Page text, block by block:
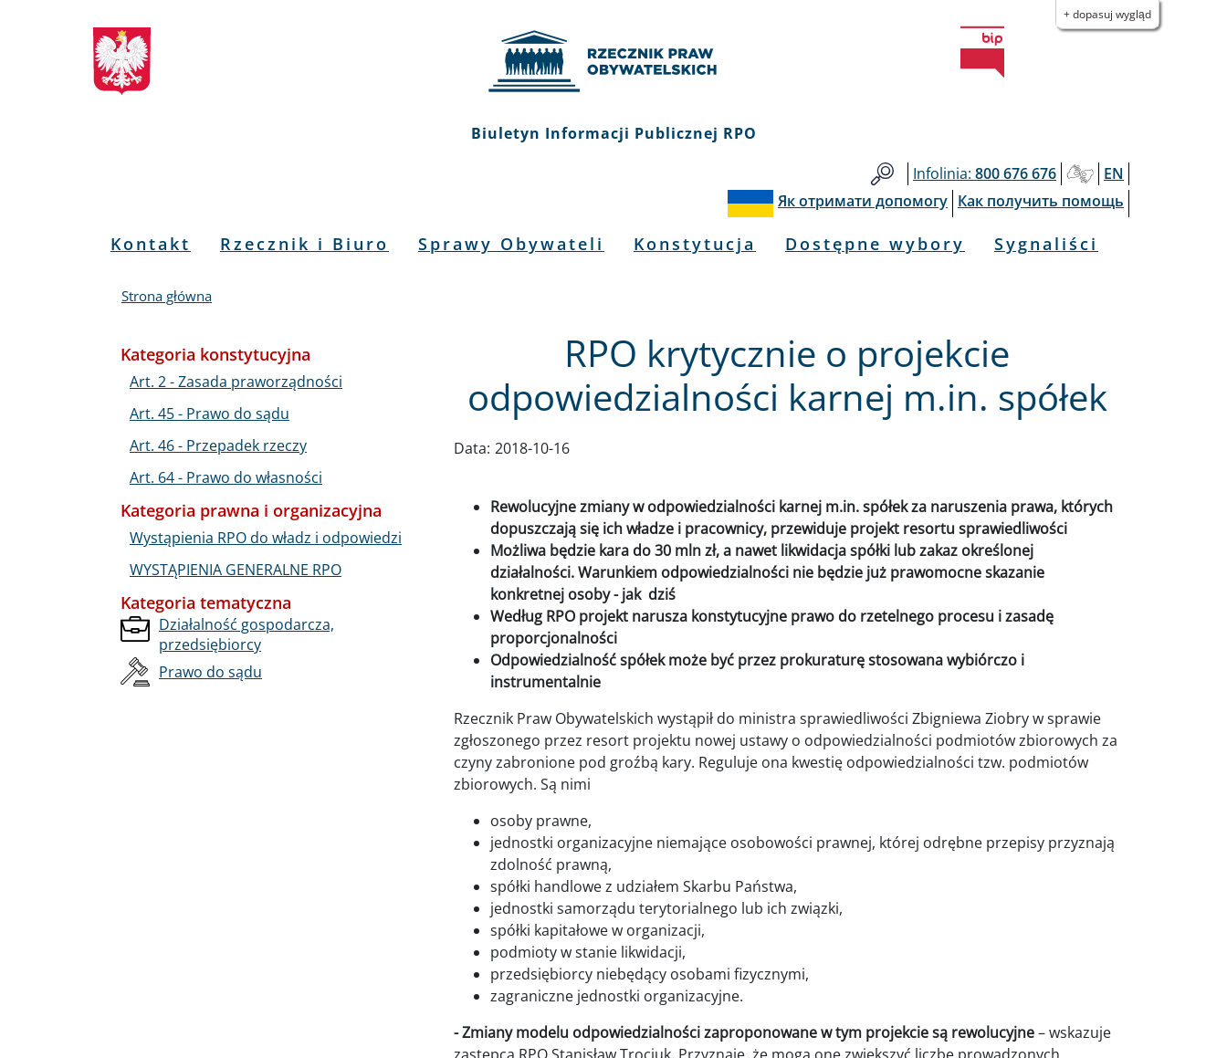
Biuletyn
Informacji
Publicznej
+ dopasuj wygląd
Biuletyn Informacji Publicznej RPO
Infolinia: 800 676 676
EN
Як отримати допомогу Как получить помощь
Menu
Kontakt Rzecznik i Biuro Sprawy Obywateli Konstytucja Dostępne wybory Sygnaliści
Strona główna
RPO krytycznie o projekcie
odpowiedzialności karnej m.in. spółek
Data: 2018-10-16
Rewolucyjne zmiany w odpowiedzialności karnej m.in. spółek za naruszenia prawa, których
dopuszczają się ich władze i pracownicy, przewiduje projekt resortu sprawiedliwości
Możliwa będzie kara do 30 mln zł, a nawet likwidacja spółki lub zakaz określonej
działalności. Warunkiem odpowiedzialności nie będzie już prawomocne skazanie
konkretnej osoby - jak dziś
Według RPO projekt narusza konstytucyjne prawo do rzetelnego procesu i zasadę
proporcjonalności
Odpowiedzialność spółek może być przez prokuraturę stosowana wybiórczo i
instrumentalnie
Rzecznik Praw Obywatelskich wystąpił do ministra sprawiedliwości Zbigniewa Ziobry w sprawie
zgłoszonego przez resort projektu nowej ustawy o odpowiedzialności podmiotów zbiorowych za
czyny zabronione pod groźbą kary. Reguluje ona kwestię odpowiedzialności tzw. podmiotów
zbiorowych. Są nimi
osoby prawne,
jednostki organizacyjne niemające osobowości prawnej, której odrębne przepisy przyznają
zdolność prawną,
spółki handlowe z udziałem Skarbu Państwa,
jednostki samorządu terytorialnego lub ich związki,
spółki kapitałowe w organizacji,
podmioty w stanie likwidacji,
przedsiębiorcy niebędący osobami fizycznymi,
zagraniczne jednostki organizacyjne.
- Zmiany modelu odpowiedzialności zaproponowane w tym projekcie są rewolucyjne– wskazuje
Kategoria konstytucyjna
Art. 2 - Zasada praworządności
Art. 45 - Prawo do sądu
Art. 46 - Przepadek rzeczy
Art. 64 - Prawo do własności
Kategoria prawna i organizacyjna
Wystąpienia RPO do władz i odpowiedzi
WYSTĄPIENIA GENERALNE RPO
Kategoria tematyczna
Działalność gospodarcza,
przedsiębiorcy
Prawo do sądu